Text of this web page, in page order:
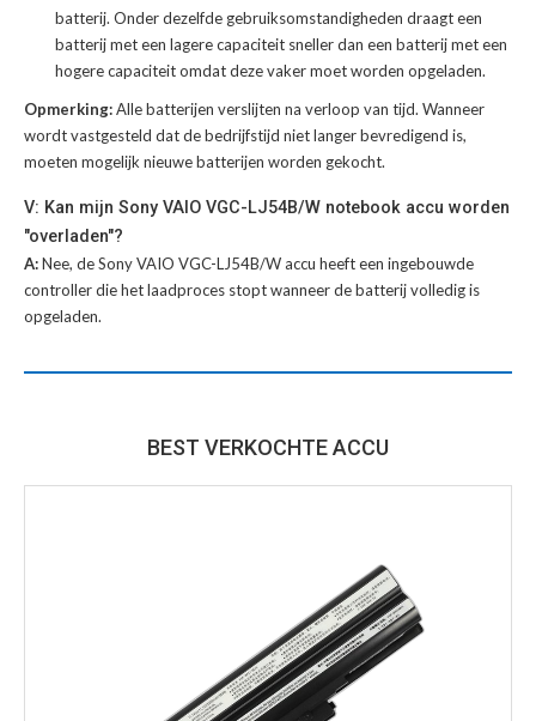
batterij. Onder dezelfde gebruiksomstandigheden draagt een
batterij met een lagere capaciteit sneller dan een batterij met een
hogere capaciteit omdat deze vaker moet worden opgeladen.
Opmerking:Alle batterijen verslijten na verloop van tijd. Wanneer
wordt vastgesteld dat de bedrijfstijd niet langer bevredigend is,
moeten mogelijk nieuwe batterijen worden gekocht.
V: Kan mijn Sony VAIO VGC-LJ54B/W notebook accu worden
"overladen"?
A:Nee, de Sony VAIO VGC-LJ54B/W accu heeft een ingebouwde
controller die het laadproces stopt wanneer de batterij volledig is
opgeladen.
BEST VERKOCHTE ACCU